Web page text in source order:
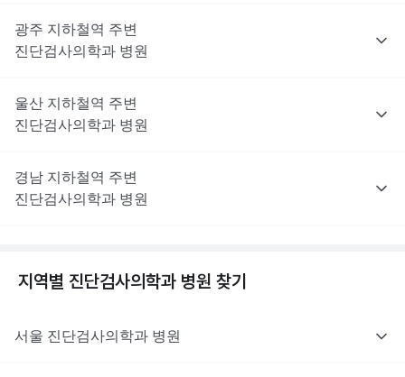
광주 지하철역 주변
진단검사의학과 병원
울산 지하철역 주변
진단검사의학과 병원
경남 지하철역 주변
진단검사의학과 병원
지역별 진단검사의학과 병원 찾기
서울 진단검사의학과 병원